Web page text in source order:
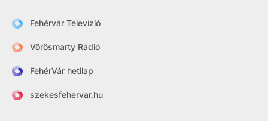
Fehérvár Televízió
Vörösmarty Rádió
FehérVár hetilap
szekesfehervar.hu